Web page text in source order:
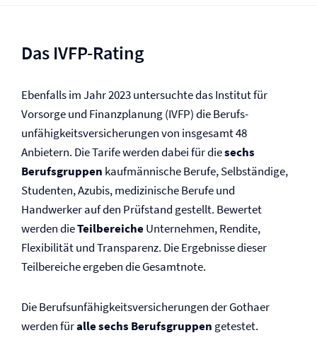
Das IVFP-Rating
Ebenfalls im Jahr 2023 untersuchte das Institut für
Vorsorge und Finanzplanung (IVFP) die Berufs­
unfähigkeits­versicherungen von insgesamt 48
Anbietern. Die Tarife werden dabei für diesechs
Berufsgruppen kaufmännische Berufe, Selbständige,
Studenten, Azubis, medizinische Berufe und
Handwerker auf den Prüfstand gestellt. Bewertet
werden dieTeilbereicheUnternehmen, Rendite,
Flexibilität und Transparenz. Die Ergebnisse dieser
Teilbereiche ergeben die Gesamtnote.
Die Berufs­unfähigkeits­versicherungen der Gothaer
werden füralle sechs Berufsgruppen getestet.